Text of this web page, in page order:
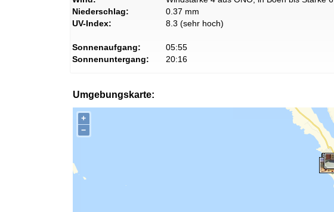
Niederschlag:
0.37 mm
UV-Index:
8.3 (sehr hoch)
Sonnenaufgang:
05:55
Sonnenuntergang:
20:16
Umgebungskarte:
+
−